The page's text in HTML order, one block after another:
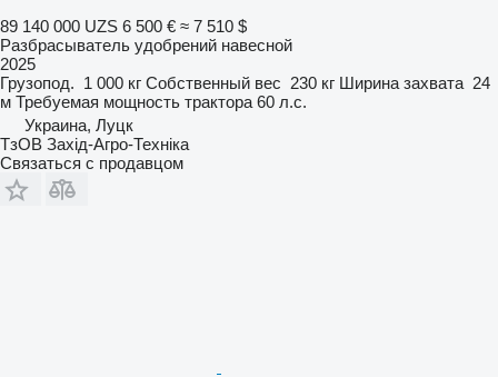
89 140 000 UZS 6 500 € ≈ 7 510 $
Разбрасыватель удобрений навесной
2025
Грузопод. 1 000 кг Собственный вес 230 кг Ширина захвата 24
м Требуемая мощность трактора 60 л.с.
Украина, Луцк
ТзОВ Захід-Агро-Техніка
Связаться с продавцом